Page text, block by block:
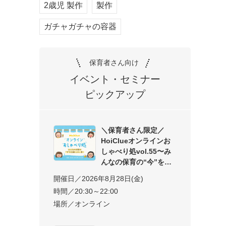
2歳児 製作 製作
ガチャガチャの容器
保育者さん向け
イベント・セミナー
ピックアップ
＼保育者さん限定／
HoiClueオンラインお
しゃべり処vol.55〜み
んなの保育の“今”を交
開催日／2026年8月28日(金)
時間／20:30～22:00
場所／オンライン